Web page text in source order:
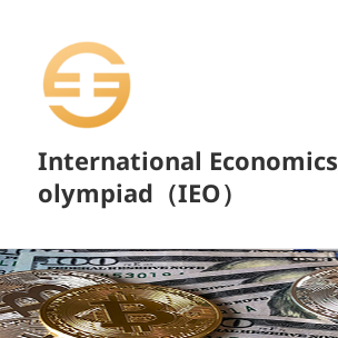
International Economics
olympiad（IEO）